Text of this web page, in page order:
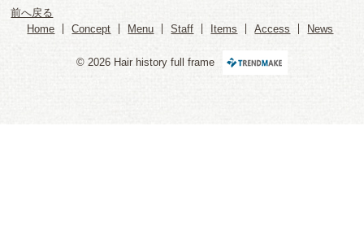
前へ戻る
Home
Concept Menu Staff Items Access News
© 2026 Hair history full frame